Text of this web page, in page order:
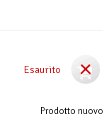
Esaurito
Prodotto nuovo